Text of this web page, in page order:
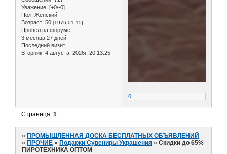
Уважение: [+0/-0]
Пол: Женский
Возраст: 50 [1976-01-15]
Провел на форуме:
3 месяца 27 дней
Последний визит:
Вторник, 4 августа, 2026г. 20:13:25
0
Страница:1
»ПРОМЫШЛЕННАЯ ДОСКА БЕСПЛАТНЫХ ОБЪЯВЛЕНИЙ
»ПРОЧИЕ »Подарки Сувениры Украшения »Скидки до 65%
ПИРОТЕХНИКА ОПТОМ